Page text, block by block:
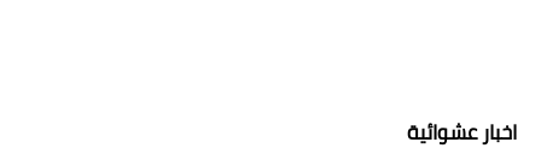
اخبار عشوائية